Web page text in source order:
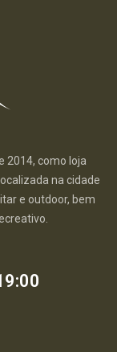
2014, como loja
na cidade
e outdoor, bem